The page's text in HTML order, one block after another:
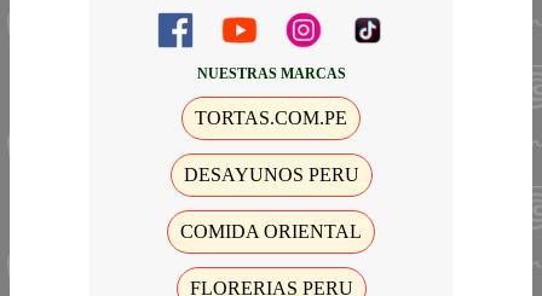
NUESTRAS MARCAS
TORTAS.COM.PE
DESAYUNOS PERU
COMIDA ORIENTAL
FLORERIAS PERU